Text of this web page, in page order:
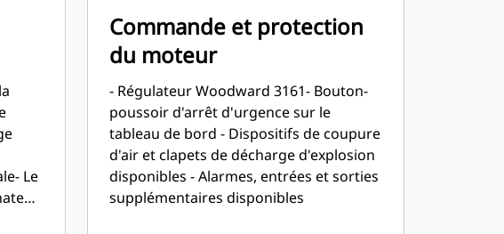
Le
Commande et protection
du moteur
- Régulateur Woodward 3161- Bouton-
poussoir d'arrêt d'urgence sur le
tableau de bord - Dispositifs de coupure
d'air et clapets de décharge d'explosion
disponibles - Alarmes, entrées et sorties
supplémentaires disponibles